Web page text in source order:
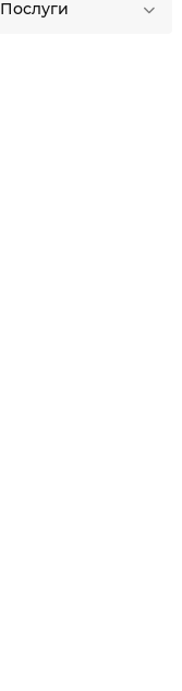
Послуги